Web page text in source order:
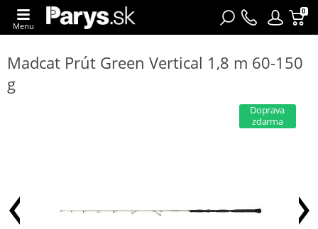
0
Menu
Madcat Prút Green Vertical 1,8 m 60-150
g
Doprava
zdarma